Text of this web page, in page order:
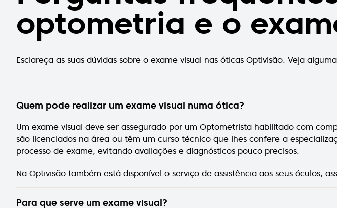
optometria e o
Esclareça as suas dúvidas sobre o exame visual nas óticas Optivisão. Veja
Quem pode realizar um exame visual numa ótica?
Um exame visual deve ser assegurado por um Optometrista habilitado com
são licenciados na área ou têm um curso técnico que lhes confere a
processo de exame, evitando avaliações e diagnósticos pouco precisos.
Na Optivisão também está disponível o serviço de assistência aos seus óculos,
Para que serve um exame visual?